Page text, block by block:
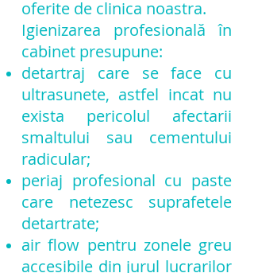
oferite de clinica noastra.
Igienizarea profesională în
cabinet presupune:
detartraj care se face cu
ultrasunete, astfel incat nu
exista pericolul afectarii
smaltului sau cementului
radicular;
periaj profesional cu paste
care netezesc suprafetele
detartrate;
air flow pentru zonele greu
accesibile din jurul lucrarilor